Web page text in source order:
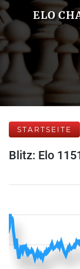
ELO
STARTSEITE
Blitz: Elo